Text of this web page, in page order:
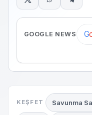
GOOGLE NEWS G
KEŞFET Savunma